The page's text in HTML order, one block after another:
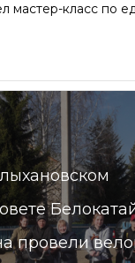
мастер-класс по
провели